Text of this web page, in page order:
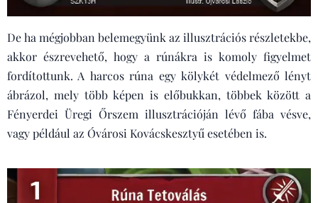
De ha mégjobban belemegyünk az illusztrációs részletekbe,
akkor észrevehető, hogy a rúnákra is komoly figyelmet
fordítottunk. A harcos rúna egy kölykét védelmező lényt
ábrázol, mely több képen is előbukkan, többek között a
Fényerdei Üregi Őrszem illusztrációján lévő fába vésve,
vagy például az Óvárosi Kovácskesztyű esetében is.